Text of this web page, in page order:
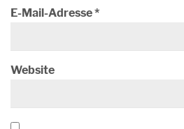
E-Mail-Adresse*
Website